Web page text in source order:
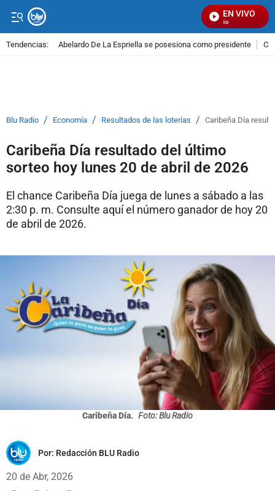
EN VIVO
Tendencias: Abelardo De La Espriella se posesiona como presidente
Blu Radio / Economía / Resultados de las loterías / Caribeña Día
Caribeña Día resultado del último
sorteo hoy lunes 20 de abril de 2026
El chance Caribeña Día juega de lunes a sábado a las
2:30 p. m. Consulte aquí el número ganador de hoy 20
de abril de 2026.
Caribeña Día. Foto: Blu Radio
Por: Redacción BLU Radio
20 de Abr, 2026